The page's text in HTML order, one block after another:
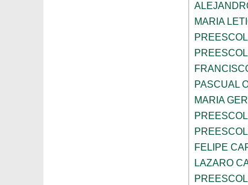
MARIA
PASCUAL
MARIA
FELIPE
LAZARO